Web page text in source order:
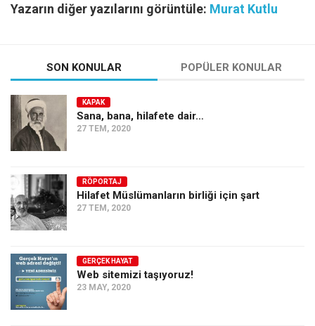
Yazarın diğer yazılarını görüntüle: Murat Kutlu
SON KONULAR POPÜLER KONULAR
KAPAK
Sana, bana, hilafete dair…
27 TEM, 2020
RÖPORTAJ
Hilafet Müslümanların birliği için şart
27 TEM, 2020
GERÇEK HAYAT
Web sitemizi taşıyoruz!
23 MAY, 2020